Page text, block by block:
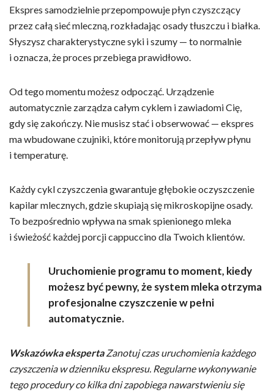
Ekspres samodzielnie przepompowuje płyn czyszczący
przez całą sieć mleczną, rozkładając osady tłuszczu i białka.
Słyszysz charakterystyczne syki i szumy — to normalnie
i oznacza, że proces przebiega prawidłowo.
Od tego momentu możesz odpocząć. Urządzenie
automatycznie zarządza całym cyklem i zawiadomi Cię,
gdy się zakończy. Nie musisz stać i obserwować — ekspres
ma wbudowane czujniki, które monitorują przepływ płynu
i temperaturę.
Każdy cykl czyszczenia gwarantuje głębokie oczyszczenie
kapilar mlecznych, gdzie skupiają się mikroskopijne osady.
To bezpośrednio wpływa na smak spienionego mleka
i świeżość każdej porcji cappuccino dla Twoich klientów.
Uruchomienie programu to moment, kiedy
możesz być pewny, że system mleka otrzyma
profesjonalne czyszczenie w pełni
automatycznie.
Wskazówka eksperta Zanotuj czas uruchomienia każdego
czyszczenia w dzienniku ekspresu. Regularne wykonywanie
tego procedury co kilka dni zapobiega nawarstwieniu się